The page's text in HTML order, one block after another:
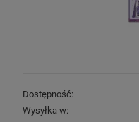
Dostępność:
Wysyłka w: